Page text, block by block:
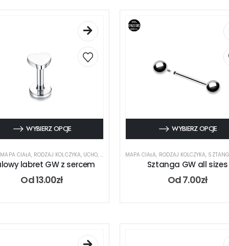
WYBIERZ OPCJE
MAPA CIAŁA, RODZAJ KOLCZYKA, UCHO,USTA
labret GW z sercem
Od13.00zł
WYBIERZ OPCJE
MAPA CIAŁA, RODZAJ KOLCZYKA,
Sztanga GW all sizes
Od7.00zł